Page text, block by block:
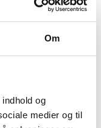
Om
og
medier og til
FAQ